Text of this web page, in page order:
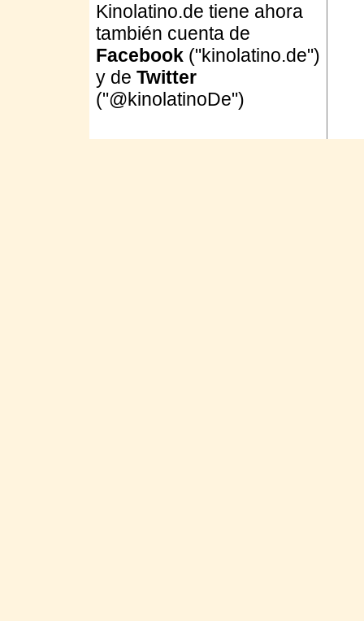
Kinolatino.de tiene ahora
también cuenta de
Facebook ("kinolatino.de")
y de Twitter
("@kinolatinoDe")